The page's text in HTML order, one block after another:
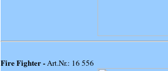
Fire Fighter -Art.Nr.: 16 556